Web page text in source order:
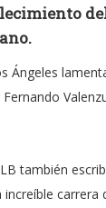
Ángeles
también
carrera